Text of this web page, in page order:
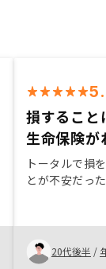
損すること
生命保険が
トータルで損
とが不安だった
20代後半 /